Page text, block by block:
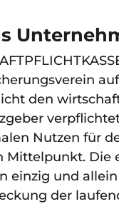
den
Nutzen für
Mittelpunkt. Die
einzig und
der